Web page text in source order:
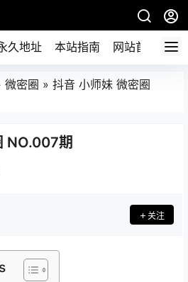
久地址 本站指南 网站首页
微密圈 » 抖音 小师妹 微密圈
NO.007期
关注